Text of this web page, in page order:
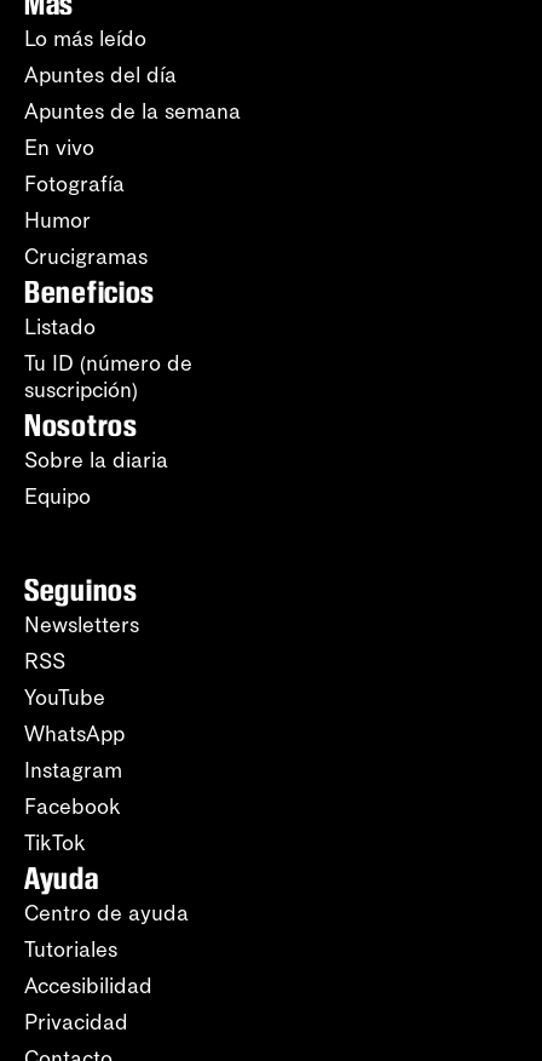
Lo más leído
Apuntes del día
Apuntes de la semana
En vivo
Fotografía
Humor
Crucigramas
Beneficios
Listado
Tu ID (número de
suscripción)
Nosotros
Sobre la diaria
Equipo
Seguinos
Newsletters
RSS
YouTube
WhatsApp
Instagram
Facebook
TikTok
Ayuda
Centro de ayuda
Tutoriales
Accesibilidad
Privacidad